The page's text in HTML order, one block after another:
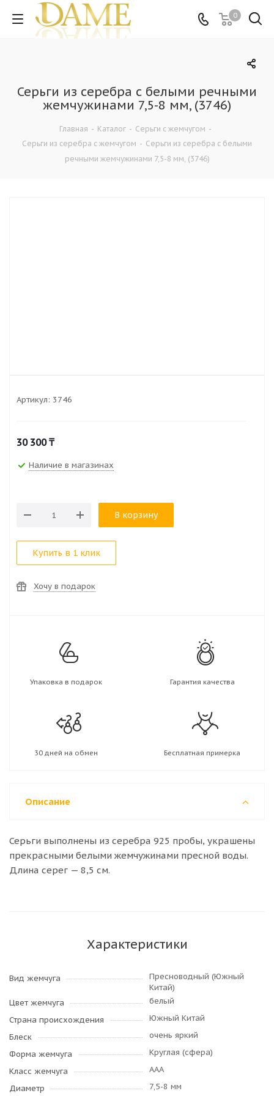
0
Серьги из серебра c белыми речными
жемчужинами 7,5-8 мм, (3746)
Главная - Каталог - Серьги с жемчугом -
Серьги из серебра с жемчугом - Серьги из серебра c белыми
речными жемчужинами 7,5-8 мм, (3746)
Артикул: 3746
30 300₸
Наличие в магазинах
В корзину
Купить в 1 клик
Хочу в подарок
Упаковка в подарок Гарантия качества
30 дней на обмен Бесплатная примерка
Описание
Серьги выполнены из серебра 925 пробы, украшены
прекрасными белыми жемчужинами пресной воды.
Длина серег — 8,5 см.
Характеристики
Вид жемчуга
Пресноводный (Южный
Китай)
Цвет жемчуга
белый
Страна происхождения
Южный Китай
Блеск
очень яркий
Форма жемчуга
Круглая (сфера)
Класс жемчуга
AAA
Диаметр
7,5-8 мм